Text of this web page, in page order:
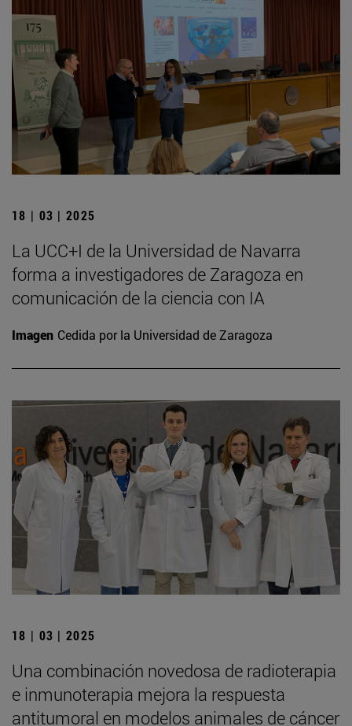
18 | 03 | 2025
La UCC+I de la Universidad de Navarra
forma a investigadores de Zaragoza en
comunicación de la ciencia con IA
Imagen Cedida por la Universidad de Zaragoza
18 | 03 | 2025
Una combinación novedosa de radioterapia
e inmunoterapia mejora la respuesta
antitumoral en modelos animales de cáncer